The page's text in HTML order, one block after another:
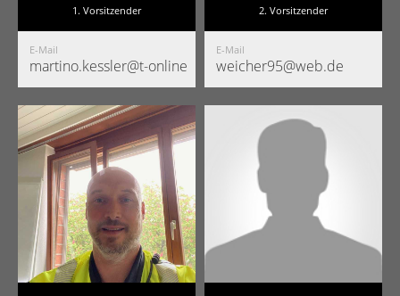
1. Vorsitzender
E-Mail
martino.kessler@t-online.de
2. Vorsitzender
E-Mail
weicher95@web.de